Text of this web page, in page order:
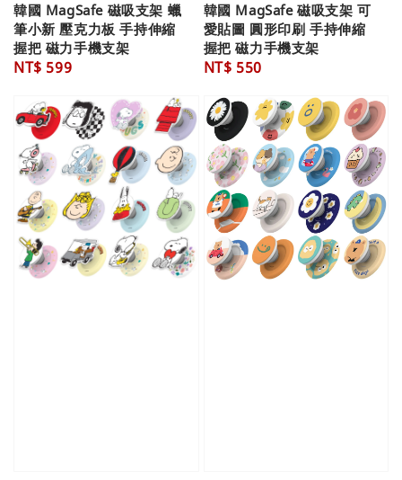
韓國 MagSafe 磁吸支架 蠟
筆小新 壓克力板 手持伸縮
握把 磁力手機支架
Regular
NT$ 599
韓國 MagSafe 磁吸支架 可
愛貼圖 圓形印刷 手持伸縮
握把 磁力手機支架
Regular
NT$ 550